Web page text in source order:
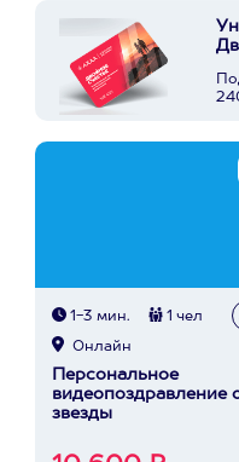
1-3 мин. 1 чел
Онлайн
Персональное
видеопоздравление
звезды